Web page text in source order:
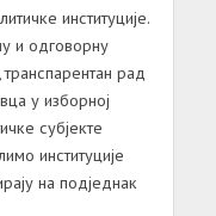
институције.
и одговорну
рад
у изборној
субјекте
институције
на подједнак